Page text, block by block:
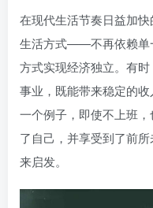
在现代生活节奏日益加
生活方式——不再依赖单
方式实现经济独立。有
事业，既能带来稳定的
一个例子，即使不上班
了自己，并享受到了前
来启发。